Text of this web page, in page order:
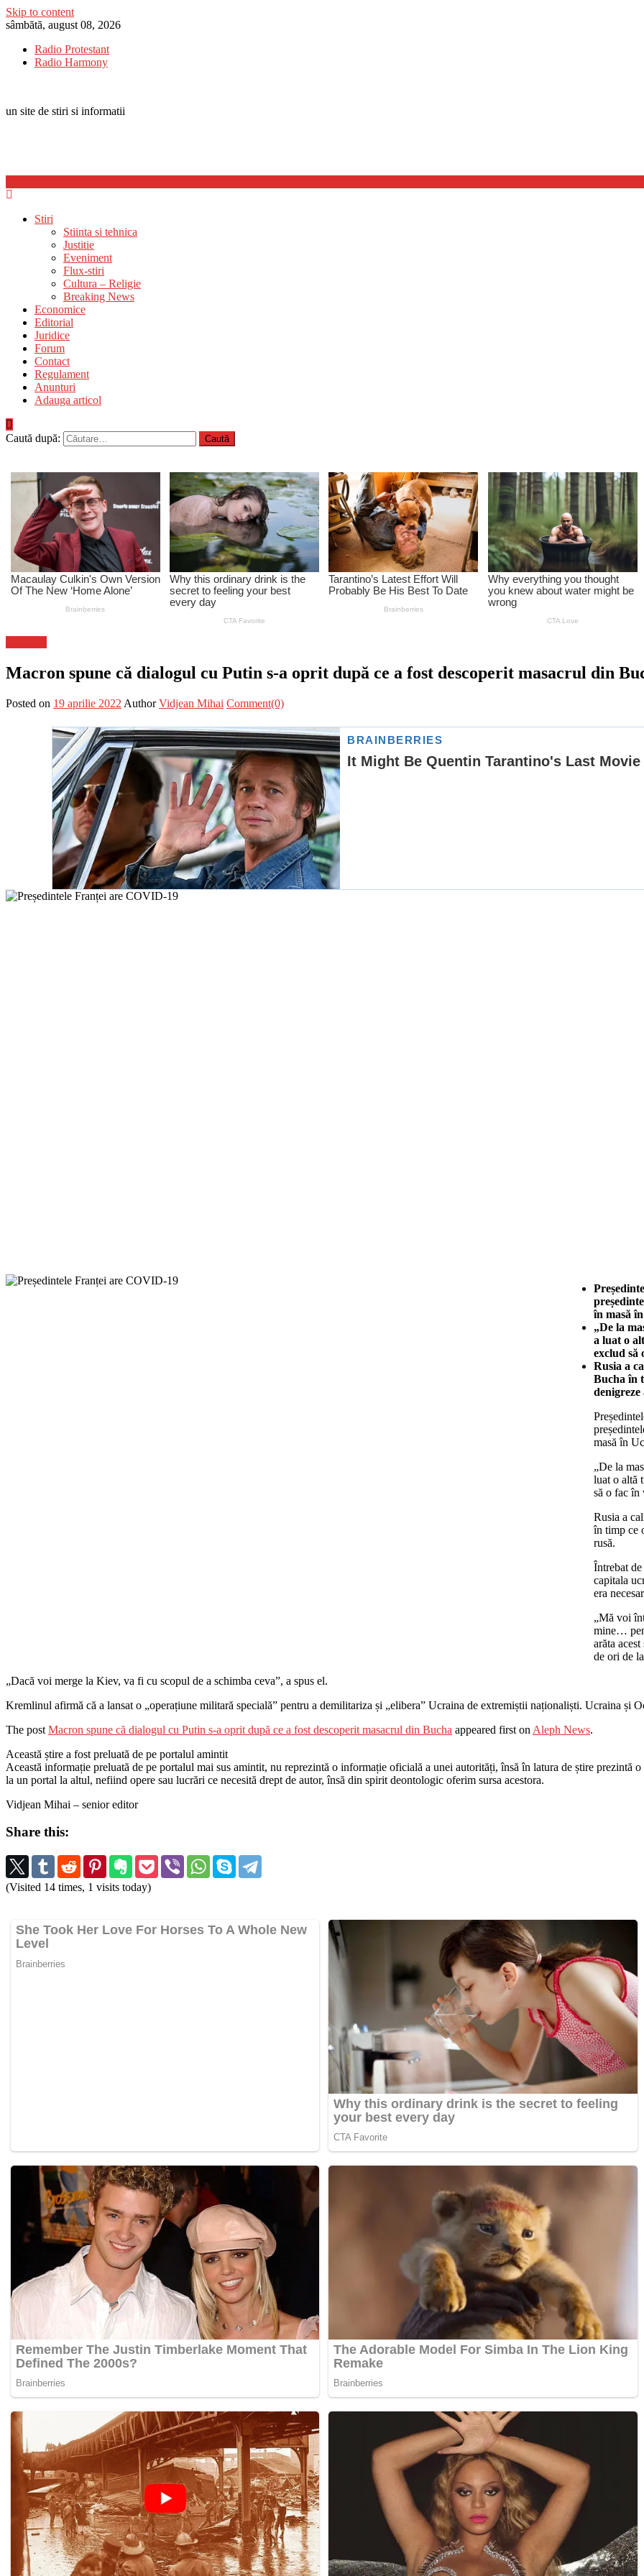
Skip to content
sâmbătă, august 08, 2026
Radio Protestant
Radio Harmony
un site de stiri si informatii
Stiri
Stiinta si tehnica
Justitie
Eveniment
Flux-stiri
Cultura – Religie
Breaking News
Economice
Editorial
Juridice
Forum
Contact
Regulament
Anunturi
Adauga articol
Caută după:
Macron spune că dialogul cu Putin s-a oprit după ce a fost descoperit masacrul din
Posted on 19 aprilie 2022 Author Vidjean Mihai Comment(0)
în masă
„De la
a luat o
exclud să
Rusia a
Bucha în
masă în
„De la
luat o altă
să o fac în
Rusia a
în timp ce
rusă.
Întrebat
capitala
era
„Mă voi
mine…
arăta
de ori de
„Dacă voi merge la Kiev, va fi cu scopul de a schimba ceva”, a spus el.
Kremlinul afirmă că a lansat o „operațiune militară specială” pentru a demilitariza și „elibera” Ucraina de extremiștii naționaliști. Ucraina și
The post Macron spune că dialogul cu Putin s-a oprit după ce a fost descoperit masacrul din Bucha appeared first on Aleph News.
Această știre a fost preluată de pe portalul amintit
Această informație preluată de pe portalul mai sus amintit, nu reprezintă o informație oficială a unei autorități, însă în latura de știre
la un portal la altul, nefiind opere sau lucrări ce necesită drept de autor, însă din spirit deontologic oferim sursa acestora.
Vidjean Mihai – senior editor
Share this:
(Visited 14 times, 1 visits today)